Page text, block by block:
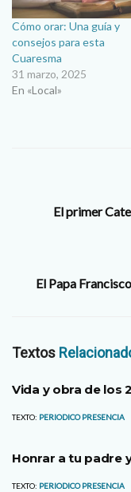
Cómo orar: Una guía y
consejos para esta
Cuaresma
31 marzo, 2025
En «Local»
El primer
El Papa
Textos
Vida y obra de los
TEXTO: PERIODICO PRESENCIA
Honrar a tu padre
TEXTO: PERIODICO PRESENCIA